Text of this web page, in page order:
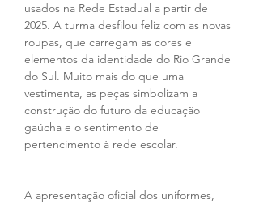
usados na Rede Estadual a partir de
2025. A turma desfilou feliz com as novas
roupas, que carregam as cores e
elementos da identidade do Rio Grande
do Sul. Muito mais do que uma
vestimenta, as peças simbolizam a
construção do futuro da educação
gaúcha e o sentimento de
pertencimento à rede escolar.
A apresentação oficial dos uniformes,